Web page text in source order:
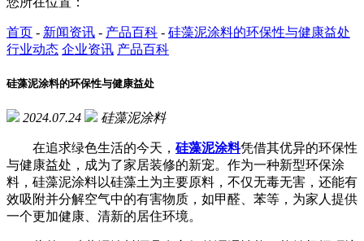
首页 - 新闻资讯 - 产品百科 - 硅藻泥涂料的环保性与健康益处
行业动态 企业资讯 产品百科
硅藻泥涂料的环保性与健康益处
2024.07.24 硅藻泥涂料
在追求绿色生活的今天， 硅藻泥涂料凭借其优异的环保性
与健康益处，成为了家居装修的新宠。作为一种新型环保涂
料，硅藻泥涂料以硅藻土为主要原料，不仅无毒无害，还能有
效吸附并分解空气中的有害物质，如甲醛、苯等，为家人提供
一个更加健康、清新的居住环境。